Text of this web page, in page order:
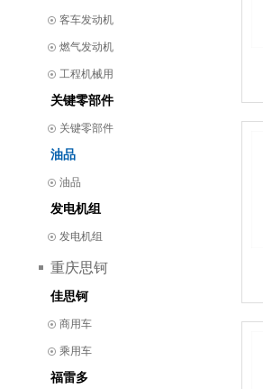
客车发动机
燃气发动机
工程机械用
关键零部件
关键零部件
油品
油品
发电机组
发电机组
重庆思钶
佳思钶
商用车
乘用车
福雷多